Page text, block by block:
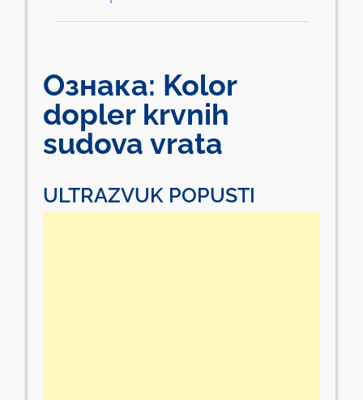
Ознака: Kolor
dopler krvnih
sudova vrata
ULTRAZVUK POPUSTI